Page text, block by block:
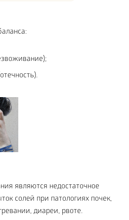
являются недостаточное
солей при патологиях почек,
диареи, рвоте.